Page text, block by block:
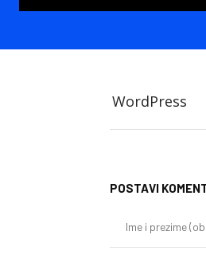
WordPress
POSTAVI